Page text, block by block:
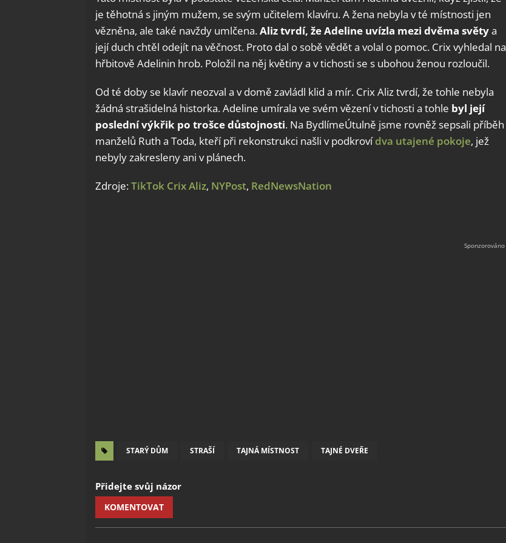
je těhotná s jiným mužem, se svým učitelem klavíru. A žena nebyla v té místnosti jen
vězněna, ale také navždy umlčena.Aliz tvrdí, že Adeline uvízla mezi dvěma světya
její duch chtěl odejít na věčnost. Proto dal o sobě vědět a volal o pomoc. Crix vyhledal na
hřbitově Adelinin hrob. Položil na něj květiny a v tichosti se s ubohou ženou rozloučil.
Od té doby se klavír neozval a v domě zavládl klid a mír. Crix Aliz tvrdí, že tohle nebyla
žádná strašidelná historka. Adeline umírala ve svém vězení v tichosti a tohle byl její
poslední výkřik po trošce důstojnosti. Na BydlímeÚtulně jsme rovněž sepsali příběh
manželů Ruth a Toda, kteří při rekonstrukci našli v podkrovídva utajené pokoje, jež
nebyly zakresleny ani v plánech.
Zdroje:TikTok Crix Aliz, NYPost, RedNewsNation
STARÝ DŮM STRAŠÍ TAJNÁ MÍSTNOST TAJNÉ DVEŘE
Přidejte svůj názor
KOMENTOVAT